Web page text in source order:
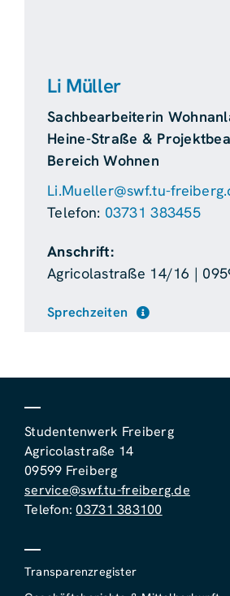
Li Müller
Sachbearbeiterin
Heine-Straße &
Bereich Wohnen
Li.Mueller@swf.tu-
Telefon: 03731 383455
Anschrift:
Agricolastraße 14/16 |
Sprechzeiten
Studentenwerk Freiberg
Agricolastraße 14
09599 Freiberg
service@swf.tu-freiberg.de
Telefon:03731 383100
Transparenzregister